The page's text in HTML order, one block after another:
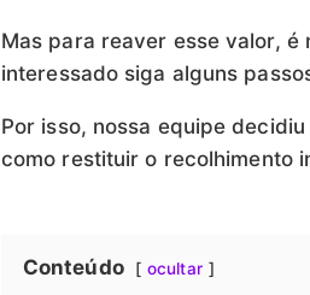
Mas para reaver esse valor,
interessado siga alguns
Por isso, nossa equipe
como restituir o recolhimento
Conteúdo ocultar